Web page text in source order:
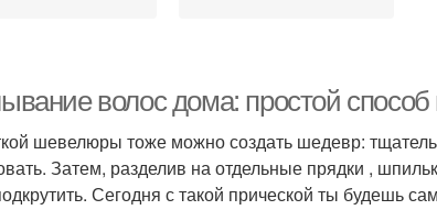
волос дома: простой
шевелюры тоже можно создать шедевр:
Затем, разделив на отдельные прядки ,
Сегодня с такой прической ты будешь